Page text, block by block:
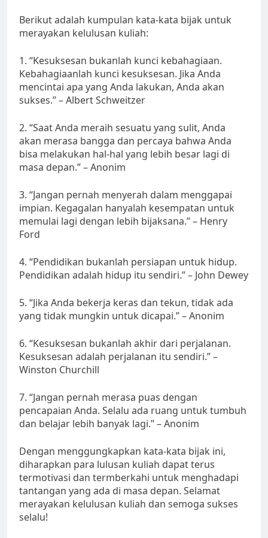
Berikut adalah kumpulan kata-kata bijak untuk
merayakan kelulusan kuliah:
1. “Kesuksesan bukanlah kunci kebahagiaan.
Kebahagiaanlah kunci kesuksesan. Jika Anda
mencintai apa yang Anda lakukan, Anda akan
sukses.” – Albert Schweitzer
2. “Saat Anda meraih sesuatu yang sulit, Anda
akan merasa bangga dan percaya bahwa Anda
bisa melakukan hal-hal yang lebih besar lagi di
masa depan.” – Anonim
3. “Jangan pernah menyerah dalam menggapai
impian. Kegagalan hanyalah kesempatan untuk
memulai lagi dengan lebih bijaksana.” – Henry
Ford
4. “Pendidikan bukanlah persiapan untuk hidup.
Pendidikan adalah hidup itu sendiri.” – John Dewey
5. “Jika Anda bekerja keras dan tekun, tidak ada
yang tidak mungkin untuk dicapai.” – Anonim
6. “Kesuksesan bukanlah akhir dari perjalanan.
Kesuksesan adalah perjalanan itu sendiri.” –
Winston Churchill
7. “Jangan pernah merasa puas dengan
pencapaian Anda. Selalu ada ruang untuk tumbuh
dan belajar lebih banyak lagi.” – Anonim
Dengan menggungkapkan kata-kata bijak ini,
diharapkan para lulusan kuliah dapat terus
termotivasi dan termberkahi untuk menghadapi
tantangan yang ada di masa depan. Selamat
merayakan kelulusan kuliah dan semoga sukses
selalu!